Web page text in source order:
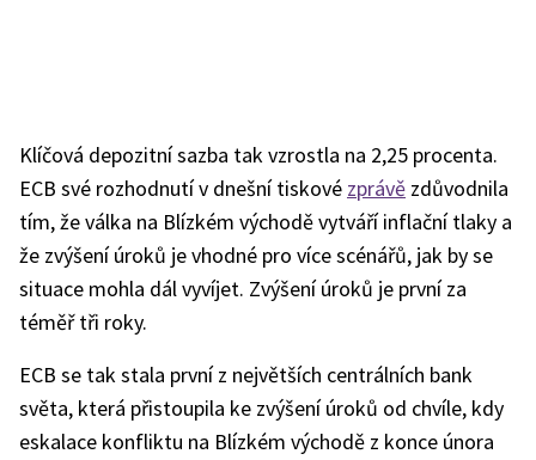
Klíčová depozitní sazba tak vzrostla na 2,25 procenta.
ECB své rozhodnutí v dnešní tiskové zprávě zdůvodnila
tím, že válka na Blízkém východě vytváří inflační tlaky a
že zvýšení úroků je vhodné pro více scénářů, jak by se
situace mohla dál vyvíjet. Zvýšení úroků je první za
téměř tři roky.
ECB se tak stala první z největších centrálních bank
světa, která přistoupila ke zvýšení úroků od chvíle, kdy
eskalace konfliktu na Blízkém východě z konce února